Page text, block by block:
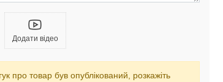
Додати відео
про товар був опублікований, розкажіть